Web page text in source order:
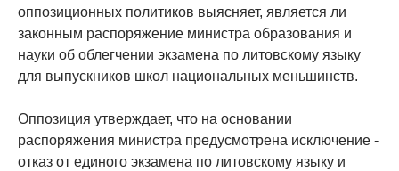
оппозиционных политиков выясняет, является ли
законным распоряжение министра образования и
науки об облегчении экзамена по литовскому языку
для выпускников школ национальных меньшинств.
Оппозиция утверждает, что на основании
распоряжения министра предусмотрена исключение -
отказ от единого экзамена по литовскому языку и